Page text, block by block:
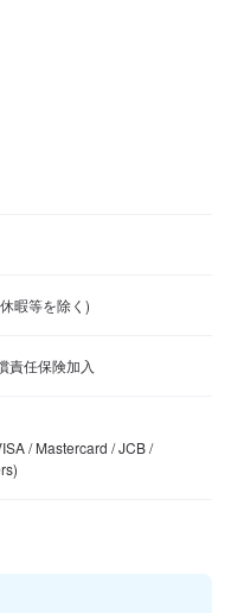
暇等を除く)
責任保険加入
/ Mastercard / JCB /